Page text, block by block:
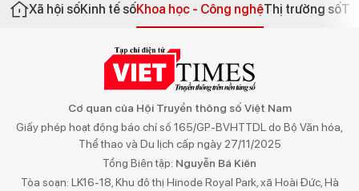
Xã hội sốKinh tế sốKhoa học - Công nghệThị trường số
Cơ quan của Hội Truyền thông số Việt Nam
Giấy phép hoạt động báo chí số 165/GP-BVHTTDL do Bộ Văn hóa,
Thể thao và Du lịch cấp ngày 27/11/2025
Tổng Biên tập: Nguyễn Bá Kiên
Tòa soạn: LK16-18, Khu đô thị Hinode Royal Park, xã Hoài Đức, Hà